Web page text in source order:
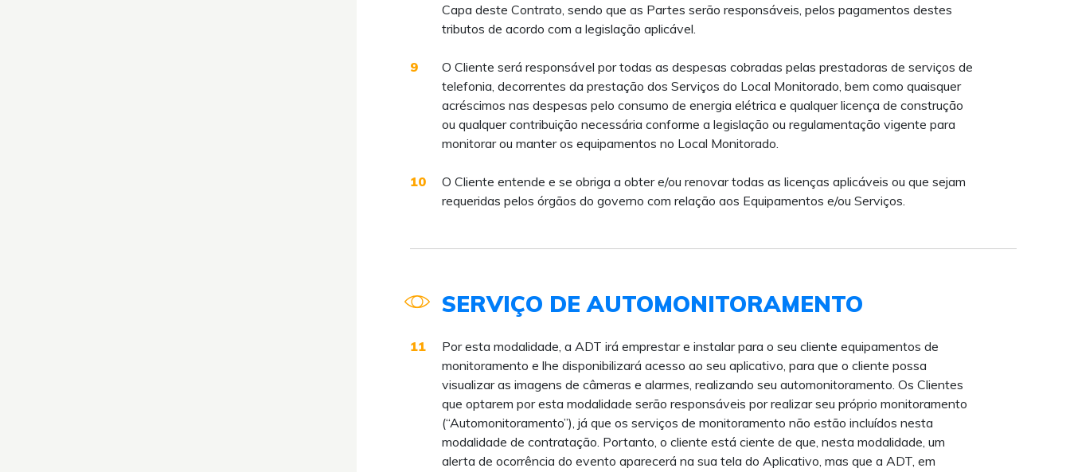
Capa deste Contrato, sendo que as Partes serão responsáveis, pelos pagamentos destes
tributos de acordo com a legislação aplicável.
9
O Cliente será responsável por todas as despesas cobradas pelas prestadoras de serviços de
telefonia, decorrentes da prestação dos Serviços do Local Monitorado, bem como quaisquer
acréscimos nas despesas pelo consumo de energia elétrica e qualquer licença de construção
ou qualquer contribuição necessária conforme a legislação ou regulamentação vigente para
monitorar ou manter os equipamentos no Local Monitorado.
10
O Cliente entende e se obriga a obter e/ou renovar todas as licenças aplicáveis ou que sejam
requeridas pelos órgãos do governo com relação aos Equipamentos e/ou Serviços.
SERVIÇO DE AUTOMONITORAMENTO
11
Por esta modalidade, a ADT irá emprestar e instalar para o seu cliente equipamentos de
monitoramento e lhe disponibilizará acesso ao seu aplicativo, para que o cliente possa
visualizar as imagens de câmeras e alarmes, realizando seu automonitoramento. Os Clientes
que optarem por esta modalidade serão responsáveis por realizar seu próprio monitoramento
(“Automonitoramento”), já que os serviços de monitoramento não estão incluídos nesta
modalidade de contratação. Portanto, o cliente está ciente de que, nesta modalidade, um
alerta de ocorrência do evento aparecerá na sua tela do Aplicativo, mas que a ADT, em